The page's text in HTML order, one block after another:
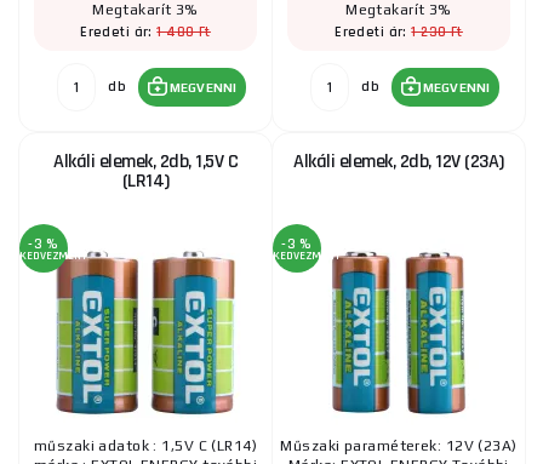
Megtakarít 3%
Eredeti ár:1 480 Ft
db MEGVENNI
Megtakarít 3%
Eredeti ár:1 230 Ft
db MEGVENNI
Alkáli elemek, 2db, 1,5V C
(LR14)
-3 %
KEDVEZMÉNY
műszaki adatok : 1,5V C (LR14)
Alkáli elemek, 2db, 12V (23A)
-3 %
KEDVEZMÉNY
Műszaki paraméterek: 12V (23A)